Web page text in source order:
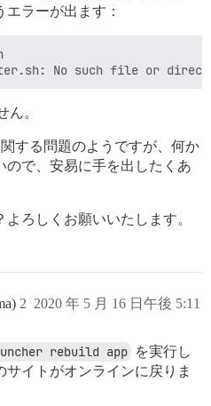
ラーが出ます：
ん。
する問題のようですが、何か
ので、安易に手を出したくあ
ろしくお願いいたします。
2020 年 5 月 16 日午後 5:11
2
rebuild app を実行し
イトがオンラインに戻りま